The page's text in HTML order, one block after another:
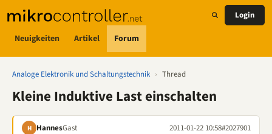
Neuigkeiten Artikel Forum
Login
Analoge Elektronik und Schaltungstechnik › Thread
Kleine Induktive Last einschalten
H HannesGast 2011-01-22 10:58#2027901